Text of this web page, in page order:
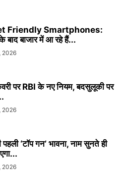
Friendly Smartphones:
बाद बाजार में आ रहे हैं...
2026
पर RBI के नए नियम, बदसुलूकी पर
2026
‘टॉप गन’ भावना, नाम सुनते ही
2026